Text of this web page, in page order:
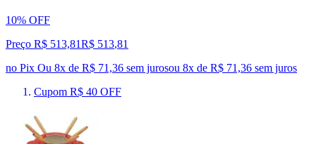
10% OFF
Preço R$ 513,81R$ 513,81
no Pix Ou 8x de R$ 71,36 sem jurosou 8x de R$ 71,36 sem juros
Cupom R$ 40 OFF